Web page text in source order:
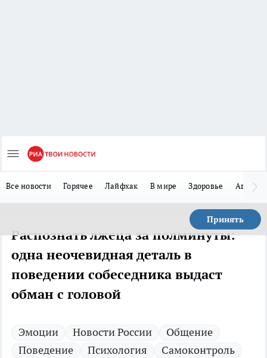
Все новости Горячее Лайфхак В мире Здоровье Авто
Принять
Распознать лжеца за полминуты:
одна неочевидная деталь в
поведении собеседника выдаст
обман с головой
Эмоции Новости России
Общение
Поведение
Психология Самоконтроль